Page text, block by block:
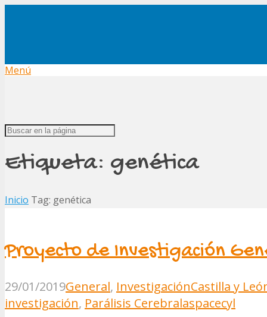
Menú
Etiqueta: genética
Inicio Tag: genética
Proyecto de Investigación
29/01/2019General, InvestigaciónCastilla y
investigación, Parálisis Cerebralaspacecyl